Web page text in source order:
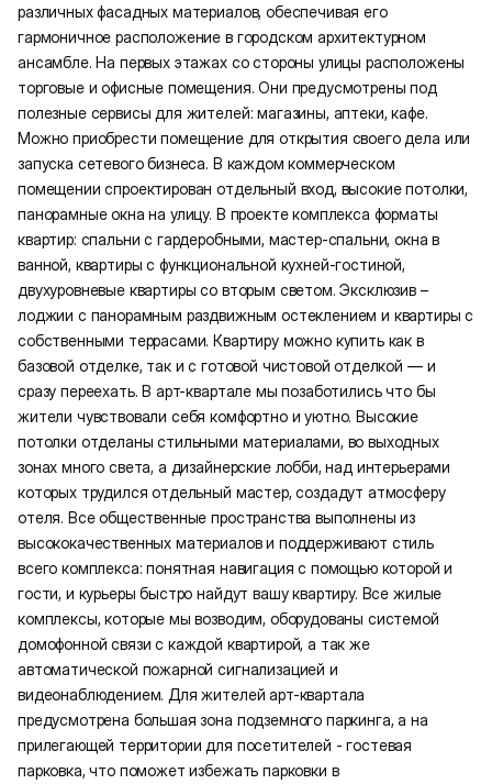
различных фасадных материалов, обеспечивая его
гармоничное расположение в городском архитектурном
ансамбле. На первых этажах со стороны улицы расположены
торговые и офисные помещения. Они предусмотрены под
полезные сервисы для жителей: магазины, аптеки, кафе.
Можно приобрести помещение для открытия своего дела или
запуска сетевого бизнеса. В каждом коммерческом
помещении спроектирован отдельный вход, высокие потолки,
панорамные окна на улицу. В проекте комплекса форматы
квартир: спальни с гардеробными, мастер-спальни, окна в
ванной, квартиры с функциональной кухней-гостиной,
двухуровневые квартиры со вторым светом. Эксклюзив –
лоджии с панорамным раздвижным остеклением и квартиры с
собственными террасами. Квартиру можно купить как в
базовой отделке, так и с готовой чистовой отделкой — и
сразу переехать. В арт-квартале мы позаботились что бы
жители чувствовали себя комфортно и уютно. Высокие
потолки отделаны стильными материалами, во выходных
зонах много света, а дизайнерские лобби, над интерьерами
которых трудился отдельный мастер, создадут атмосферу
отеля. Все общественные пространства выполнены из
высококачественных материалов и поддерживают стиль
всего комплекса: понятная навигация с помощью которой и
гости, и курьеры быстро найдут вашу квартиру. Все жилые
комплексы, которые мы возводим, оборудованы системой
домофонной связи с каждой квартирой, а так же
автоматической пожарной сигнализацией и
видеонаблюдением. Для жителей арт-квартала
предусмотрена большая зона подземного паркинга, а на
прилегающей территории для посетителей - гостевая
парковка, что поможет избежать парковки в